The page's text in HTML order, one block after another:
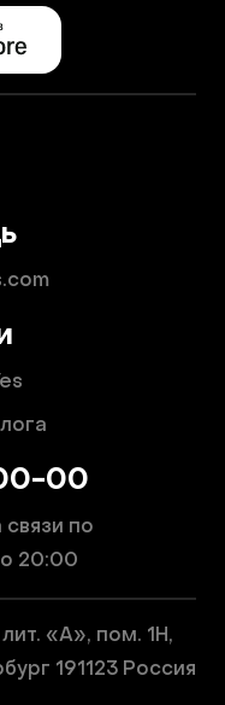
00
по
20:00
«А», пом. 1Н,
191123 Россия